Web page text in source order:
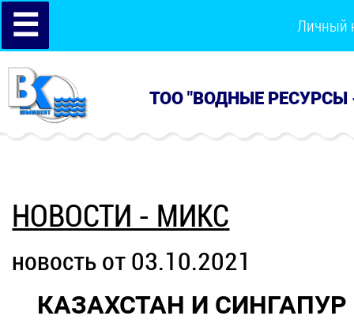
☰ Личный
ТОО "ВОДНЫЕ РЕСУРСЫ
НОВОСТИ - МИКС
новость от 03.10.2021
КАЗАХСТАН И